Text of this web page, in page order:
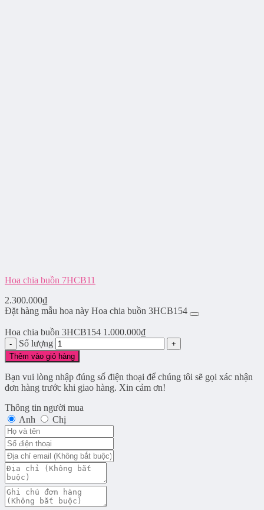
Hoa chia buồn 7HCB11
2.300.000₫
Đặt hàng mẫu hoa này Hoa chia buồn 3HCB154
Hoa chia buồn 3HCB154 1.000.000₫
Số lượng
Thêm vào giỏ hàng
Bạn vui lòng nhập đúng số điện thoại để chúng tôi sẽ gọi xác nhận
đơn hàng trước khi giao hàng. Xin cảm ơn!
Thông tin người mua
Anh
Chị